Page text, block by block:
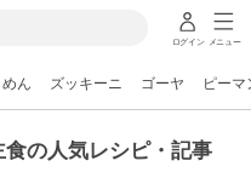
ログイン メニュー
ん ズッキーニ ゴーヤ ピーマ
の人気レシピ・記事